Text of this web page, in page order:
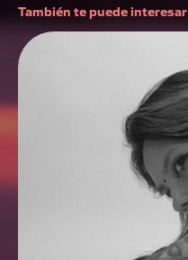
También te puede interesar